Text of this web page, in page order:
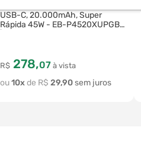
USB-C, 20.000mAh, Super
Rápida 45W - EB-P4520XUPGBR
R$ 278,07 à vista
10 R$ 29,90